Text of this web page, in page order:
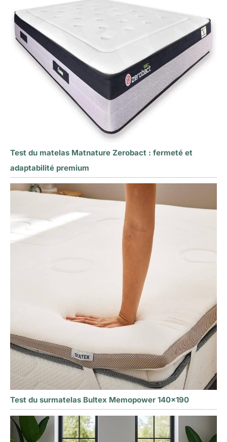
Test du matelas Matnature Zerobact : fermeté et
adaptabilité premium
Test du surmatelas Bultex Memopower 140×190